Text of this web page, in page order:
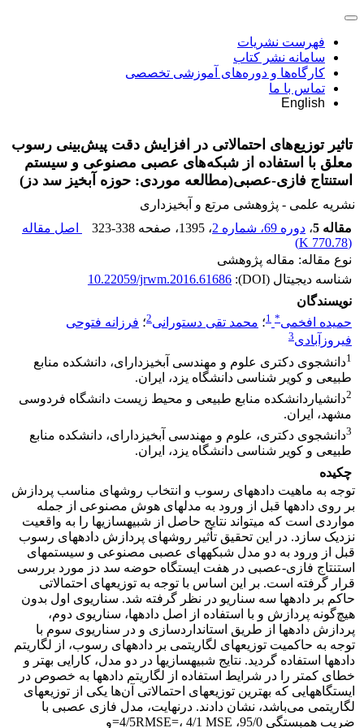
فهرست نشریات
سامانه نشر کتاب
کارگاه‌ها و دوره‌های آموزشی تخصصی
تماس با ما
English
تاثیر توزیع‌های احتمالاتی در افزایش دقت پیش‌بینی رسوب
معلق با استفاده از شبکه‌های عصبی مصنوعی و سیستم
استنتاج فازی-عصبی(مطالعه موردی: حوزه آبخیز سد دز)
نشریه علمی - پژوهشی مرتع و آبخیزداری
مقاله 5
، دوره 69، شماره 2 ، 1395 ، صفحه 323-338
اصل مقاله
(
770.78 K
)
نوع مقاله: مقاله پژوهشی
شناسه دیجیتال (DOI):
10.22059/jrwm.2016.61686
نویسندگان
حمیده افخمی*
1؛ محمد تقی دستورانی2؛ فرزانه فتوحی
فیروزآبادی3
1دانشجوی دکتری علوم و مهندسی آبخیزدارای، دانشکده منابع
طبیعی و کویر شناسی دانشگاه یزد، ایران.
2دانشیاردانشکده منابع طبیعی و محیط زیست دانشگاه فردوسی
مشهد، ایران.
3دانشجوی دکتری، علوم و مهندسی آبخیزدارای، دانشکده منابع
طبیعی و کویر شناسی دانشگاه یزد، ایران.
چکیده
توجه به ماهیت داده­های رسوب و انتخاب روش­های مناسب پردازش
بر روی داده­ها قبل از ورود به مدل­های هوش مصنوعی از جمله
مواردی است که می­تواند نتایج حاصل از شبیه­سازی­ها را به واقعیت
نزدیک سازد. در این تحقیق تأثیر روش­های پردازش داده­های رسوب
قبل از ورود به دو مدل شبکه­های عصبی مصنوعی و سیستم­های
استنتاج فازی-عصبی در هفت ایستگاه حوضه سد دز مورد بررسی
قرار گرفته است. بر این اساس با توجه به توزیع­های احتمالاتی
حاکم بر داده­ها سه سناریو در نظر گرفته شد. سناریوی اول بدون
هیچ‌گونه پردازش و با استفاده از اصل داده­ها، سناریوی دوم،
پردازش داده­ها از طریق استاندارد­سازی و در سناریوی سوم با
توجه به حاکمیت توزیع­های لگاریتمی بر داد­ه­های رسوب، از لگاریتم
داده­ها استفاده گردید. نتایج شبیه­سازی­ها در دو مدل، کارایی بهتر و
خطای کمتر را در شرایط استفاده از لگاریتم داده­ها به خصوص در
ایستگاه­هایی که بهترین توزیع­های احتمالاتی آن‌ها یکی از توزیع‏های
لگاریتمی می‌باشد، نشان دادند. درنهایت، مدل فازی عصبی با
ضریب همبستگی 95/0، 4/5RMSE=، 4/1 MSE=و